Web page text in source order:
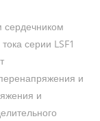
серии LSF1
и
и